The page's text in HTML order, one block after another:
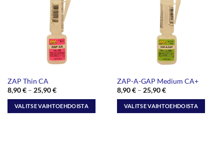
ZAP Thin CA
8,90€ – 25,90€Hintaluokka:
-
25,90 €
VALITSE VAIHTOEHDOISTA
ZAP-A-GAP Medium CA+
8,90€ – 25,90€Hintaluokka:
-
25,90 €
VALITSE VAIHTOEHDOISTA